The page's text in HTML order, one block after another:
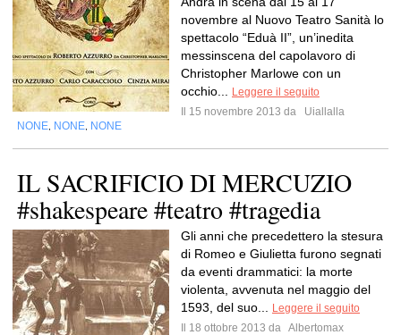
novembre al Nuovo Teatro Sanità lo
spettacolo “Eduà II”, un’inedita
messinscena del capolavoro di
Christopher Marlowe con un
occhio...
Leggere il seguito
Il 15 novembre 2013 da
Uiallalla
NONE NONE NONE
IL SACRIFICIO DI MERCUZIO
#shakespeare #teatro #tragedia
Gli anni che precedettero la stesura
di Romeo e Giulietta furono segnati
da eventi drammatici: la morte
violenta, avvenuta nel maggio del
1593, del suo...
Leggere il seguito
Il 18 ottobre 2013 da Albertomax